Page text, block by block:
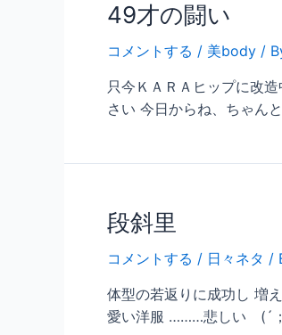
49才の闘い
コメントする / 美body /
只今ＫＡＲＡヒップに改
さい 今日からね、ちゃん
段斜里
コメントする / 日々ネタ /
体型の若返りに成功し 増
愛い洋服 ………悲しい (´